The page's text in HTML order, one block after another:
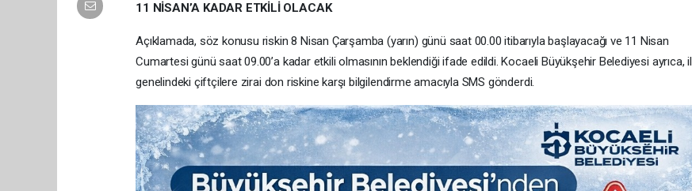
11 NİSAN’A KADAR ETKİLİ OLACAK
Açıklamada, söz konusu riskin 8 Nisan Çarşamba (yarın) günü saat 00.00 itibarıyla başlayacağı ve 11 Nisan
Cumartesi günü saat 09.00’a kadar etkili olmasının beklendiği ifade edildi. Kocaeli Büyükşehir Belediyesi ayrıca, il
genelindeki çiftçilere zirai don riskine karşı bilgilendirme amacıyla SMS gönderdi.